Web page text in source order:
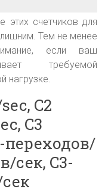
этих счетчиков для
Тем не менее
если ваш
требуемой
нагрузке.
C2
C3
переходов/
сек, C3-